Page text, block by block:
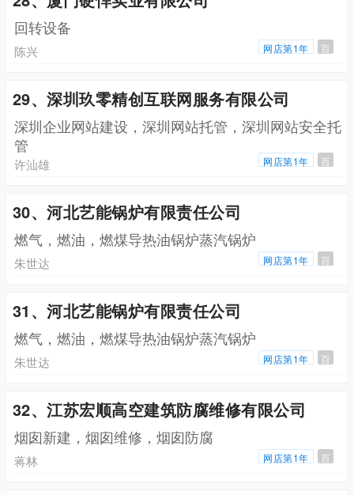
回转设备
陈兴 网店第1年 百
29、深圳玖零精创互联网服务有限公司
深圳企业网站建设，深圳网站托管，深圳网站安全托
管
许汕雄 网店第1年 百
30、河北艺能锅炉有限责任公司
燃气，燃油，燃煤导热油锅炉蒸汽锅炉
朱世达 网店第1年 百
31、河北艺能锅炉有限责任公司
燃气，燃油，燃煤导热油锅炉蒸汽锅炉
朱世达 网店第1年 百
32、江苏宏顺高空建筑防腐维修有限公司
烟囱新建，烟囱维修，烟囱防腐
蒋林 网店第1年 百